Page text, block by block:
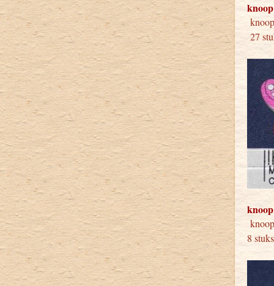
27
8